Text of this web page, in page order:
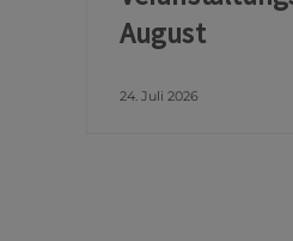
August
24. Juli 2026